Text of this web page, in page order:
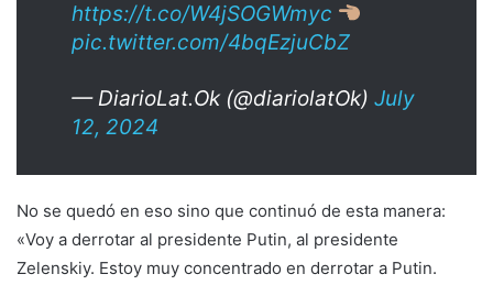
https://t.co/W4jSOGWmyc
pic.twitter.com/4bqEzjuCbZ
— DiarioLat.Ok (@diariolatOk) July
12, 2024
No se quedó en eso sino que continuó de esta manera:
«Voy a derrotar al presidente Putin, al presidente
Zelenskiy. Estoy muy concentrado en derrotar a Putin.